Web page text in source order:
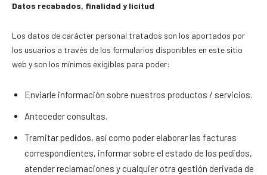
Datos recabados, finalidad y licitud
Los datos de carácter personal tratados son los aportados por
los usuarios a través de los formularios disponibles en este sitio
web y son los mínimos exigibles para poder:
Enviarle información sobre nuestros productos / servicios.
Anteceder consultas.
Tramitar pedidos, así como poder elaborar las facturas
correspondientes, informar sobre el estado de los pedidos,
atender reclamaciones y cualquier otra gestión derivada de